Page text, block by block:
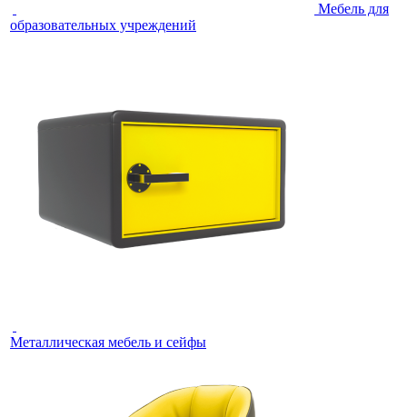
Мебель для
образовательных учреждений
Металлическая мебель и сейфы